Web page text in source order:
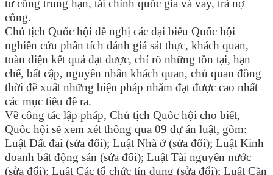
tư công trung hạn, tài chính quốc gia và vay, trả nợ
công.
Chủ tịch Quốc hội đề nghị các đại biểu Quốc hội
nghiên cứu phân tích đánh giá sát thực, khách quan,
toàn diện kết quả đạt được, chỉ rõ những tồn tại, hạn
chế, bất cập, nguyên nhân khách quan, chủ quan đồng
thời đề xuất những biện pháp nhằm đạt được cao nhất
các mục tiêu đề ra.
Về công tác lập pháp, Chủ tịch Quốc hội cho biết,
Quốc hội sẽ xem xét thông qua 09 dự án luật, gồm:
Luật Đất đai (sửa đổi); Luật Nhà ở (sửa đổi); Luật Kinh
doanh bất động sản (sửa đổi); Luật Tài nguyên nước
(sửa đổi); Luật Các tổ chức tín dụng (sửa đổi); Luật Căn